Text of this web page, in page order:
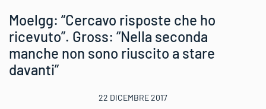
Moelgg: “Cercavo risposte che ho
ricevuto”. Gross: “Nella seconda
manche non sono riuscito a stare
davanti”
22 DICEMBRE 2017